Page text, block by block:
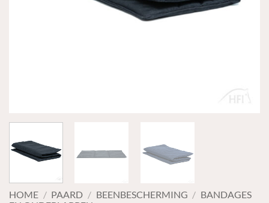
HOME / PAARD / BEENBESCHERMING / BANDAGES